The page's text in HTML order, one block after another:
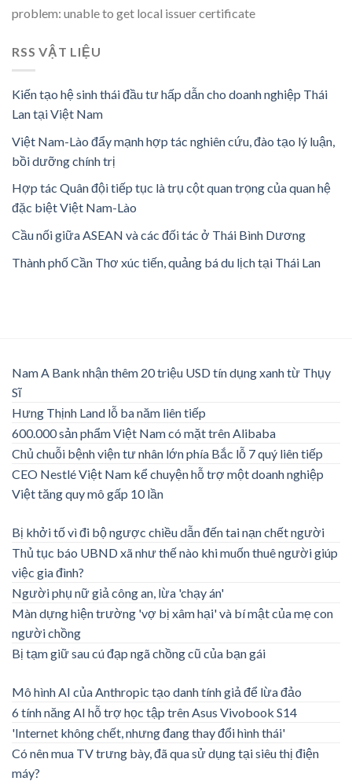
problem: unable to get local issuer certificate
RSS VẬT LIỆU
Kiến tạo hệ sinh thái đầu tư hấp dẫn cho doanh nghiệp Thái
Lan tại Việt Nam
Việt Nam-Lào đẩy mạnh hợp tác nghiên cứu, đào tạo lý luận,
bồi dưỡng chính trị
Hợp tác Quân đội tiếp tục là trụ cột quan trọng của quan hệ
đặc biệt Việt Nam-Lào
Cầu nối giữa ASEAN và các đối tác ở Thái Bình Dương
Thành phố Cần Thơ xúc tiến, quảng bá du lịch tại Thái Lan
Nam A Bank nhận thêm 20 triệu USD tín dụng xanh từ Thụy
Sĩ
Hưng Thịnh Land lỗ ba năm liên tiếp
600.000 sản phẩm Việt Nam có mặt trên Alibaba
Chủ chuỗi bệnh viện tư nhân lớn phía Bắc lỗ 7 quý liên tiếp
CEO Nestlé Việt Nam kể chuyện hỗ trợ một doanh nghiệp
Việt tăng quy mô gấp 10 lần
Bị khởi tố vì đi bộ ngược chiều dẫn đến tai nạn chết người
Thủ tục báo UBND xã như thế nào khi muốn thuê người giúp
việc gia đình?
Người phụ nữ giả công an, lừa 'chạy án'
Màn dựng hiện trường 'vợ bị xâm hại' và bí mật của mẹ con
người chồng
Bị tạm giữ sau cú đạp ngã chồng cũ của bạn gái
Mô hình AI của Anthropic tạo danh tính giả để lừa đảo
6 tính năng AI hỗ trợ học tập trên Asus Vivobook S14
'Internet không chết, nhưng đang thay đổi hình thái'
Có nên mua TV trưng bày, đã qua sử dụng tại siêu thị điện
máy?